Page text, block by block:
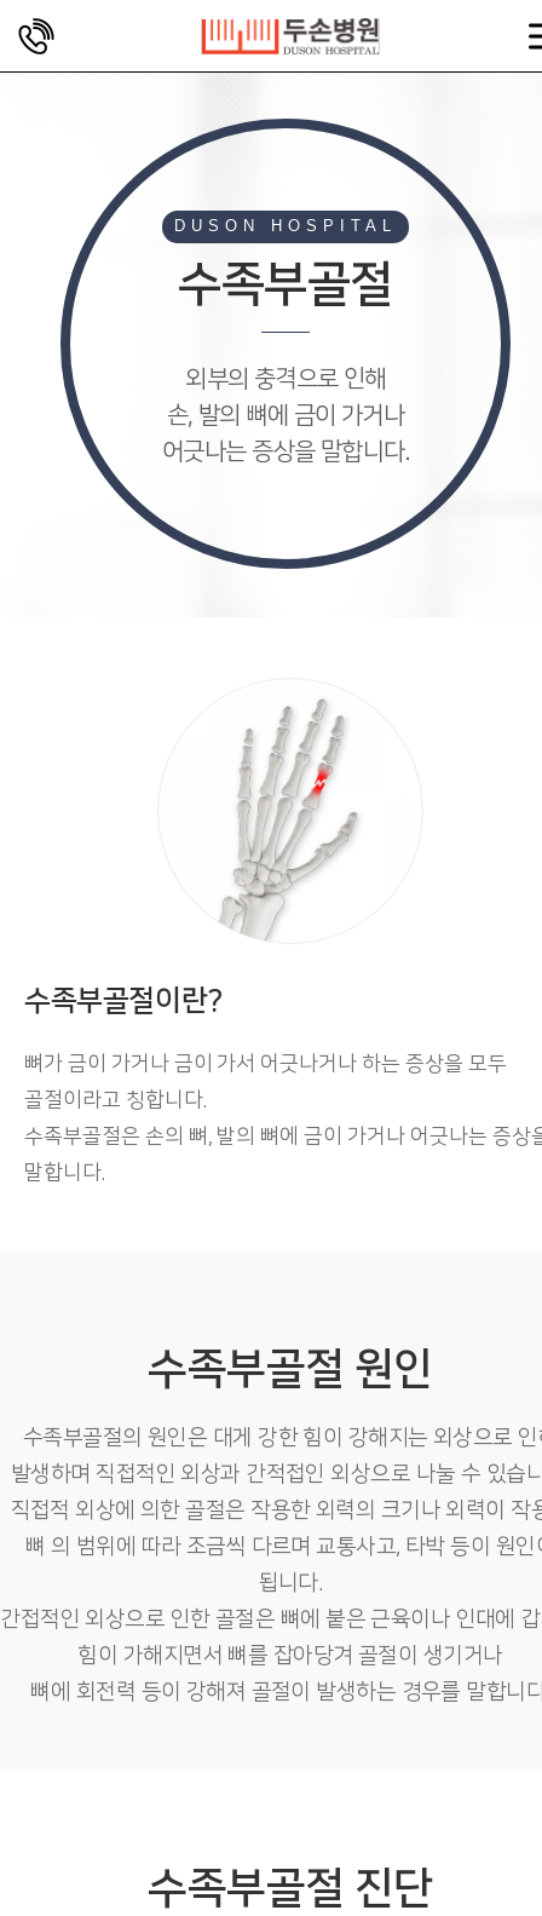
DUSON HOSPITAL
수족부골절
외부의 충격으로 인해
손, 발의 뼈에 금이 가거나
어긋나는 증상을 말합니다.
수족부골절이란?
뼈가 금이 가거나 금이 가서 어긋나거나 하는 증상을 모두
골절이라고 칭합니다.
수족부골절은 손의 뼈, 발의 뼈에 금이 가거나 어긋나는 증상
말합니다.
수족부골절 원인
수족부골절의 원인은 대게 강한 힘이 강해지는 외상으로
발생하며 직접적인 외상과 간적접인 외상으로 나눌 수 있습
직접적 외상에 의한 골절은 작용한 외력의 크기나 외력이 작
뼈 의 범위에 따라 조금씩 다르며 교통사고, 타박 등이 원인
됩니다.
간접적인 외상으로 인한 골절은 뼈에 붙은 근육이나 인대에
힘이 가해지면서 뼈를 잡아당겨 골절이 생기거나
뼈에 회전력 등이 강해져 골절이 발생하는 경우를 말합니
수족부골절 진단